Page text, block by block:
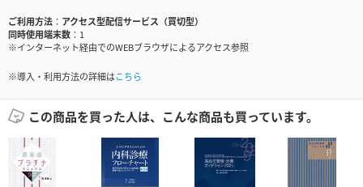
ご利用方法
アクセス型配信サービス（買切型）
同時使用端末数
1
※インターネット経由でのWEBブラウザによるアクセス参照
※導入・利用方法の詳細はこちら
この商品を買った人は、こんな商品も買っています。